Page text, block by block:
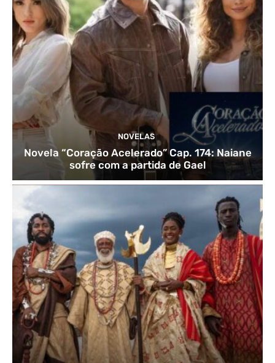
NOVELAS
Novela “Coração Acelerado” Cap. 174: Naiane
sofre com a partida de Gael